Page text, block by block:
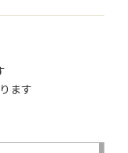
ます